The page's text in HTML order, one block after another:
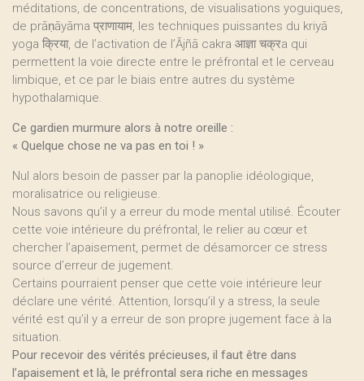
méditations, de concentrations, de visualisations yoguiques,
de prāṇāyāma प्राणायाम, les techniques puissantes du kriyā
yoga क्रिया, de l’activation de l’Ājñā cakra आज्ञा चक्रa qui
permettent la voie directe entre le préfrontal et le cerveau
limbique, et ce par le biais entre autres du système
hypothalamique.
Ce gardien murmure alors à notre oreille :
« Quelque chose ne va pas en toi ! »
Nul alors besoin de passer par la panoplie idéologique,
moralisatrice ou religieuse.
Nous savons qu’il y a erreur du mode mental utilisé. Écouter
cette voie intérieure du préfrontal, le relier au cœur et
chercher l’apaisement, permet de désamorcer ce stress
source d’erreur de jugement.
Certains pourraient penser que cette voie intérieure leur
déclare une vérité. Attention, lorsqu’il y a stress, la seule
vérité est qu’il y a erreur de son propre jugement face à la
situation.
Pour recevoir des vérités précieuses, il faut être dans
l’apaisement et là, le préfrontal sera riche en messages